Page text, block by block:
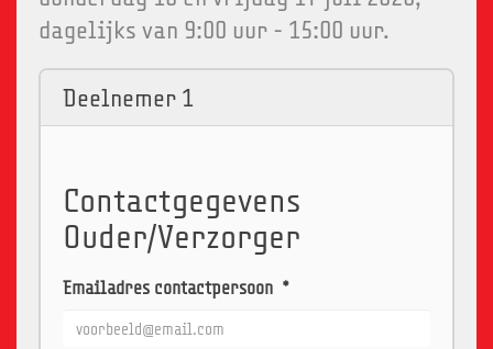
dagelijks van 9:00 uur - 15:00 uur.
Deelnemer 1
Contactgegevens
Ouder/Verzorger
Emailadres contactpersoon *